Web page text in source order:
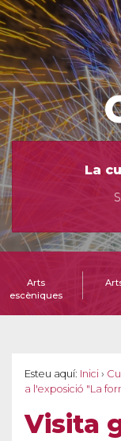
La
Arts
escèniques
Esteu aquí: Inici ›
a l'exposició "La
Visita